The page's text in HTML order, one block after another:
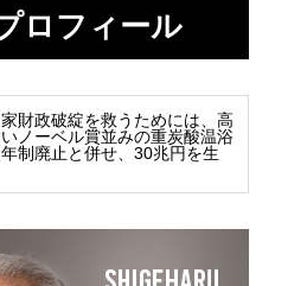
ロフィール
財政破綻を救うためには、高
ノーベル賞並みの重炭酸温浴
制廃止と併せ、30兆円を生